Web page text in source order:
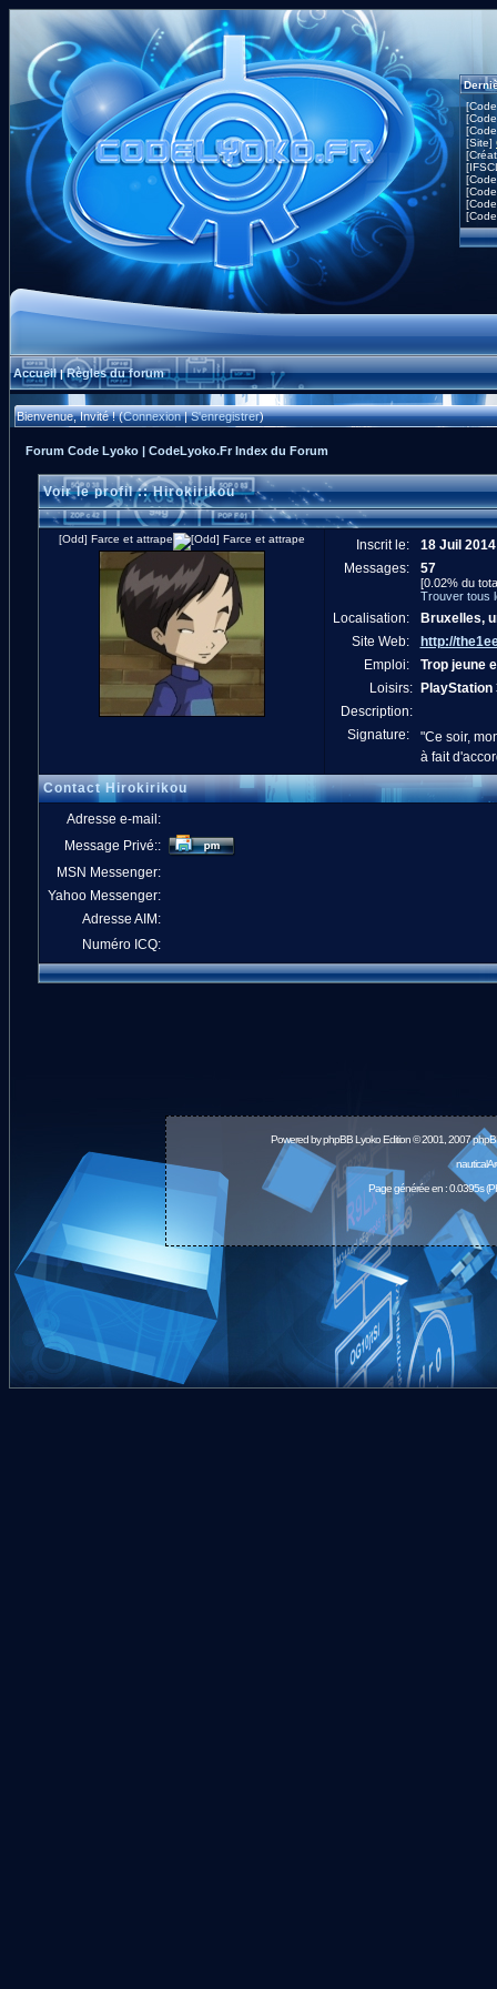
[Site]
Accueil|Règles du forum
Bienvenue, Invité ! (Connexion|S'enregistrer)
Forum Code Lyoko | CodeLyoko.Fr Index du Forum
Voir le profil :: Hirokirikou
[Odd] Farce et attrape Inscrit le:
18 Juil 2014
Messages:
57
[0.02% du
Trouver tous
Localisation:
Bruxelles,
Site Web:
http://
Emploi:
Trop jeune
Loisirs:
PlayStation
Description:
Signature:
"Ce soir,
à fait
Contact Hirokirikou
Adresse e-mail:
Message Privé::
MSN Messenger:
Yahoo Messenger:
Adresse AIM:
Numéro ICQ:
Powered byphpBBLyoko Edition © 2001, 2007
Page générée en : 0.0395s